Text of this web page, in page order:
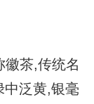
徽茶,传统名
中泛黄,银毫